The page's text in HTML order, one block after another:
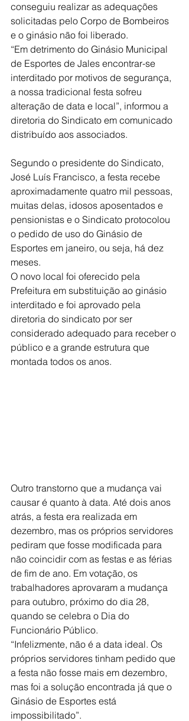
conseguiu realizar as adequações
solicitadas pelo Corpo de Bombeiros
e o ginásio não foi liberado.
“Em detrimento do Ginásio Municipal
de Esportes de Jales encontrar-se
interditado por motivos de segurança,
a nossa tradicional festa sofreu
alteração de data e local”, informou a
diretoria do Sindicato em comunicado
distribuído aos associados.
Segundo o presidente do Sindicato,
José Luís Francisco, a festa recebe
aproximadamente quatro mil pessoas,
muitas delas, idosos aposentados e
pensionistas e o Sindicato protocolou
o pedido de uso do Ginásio de
Esportes em janeiro, ou seja, há dez
meses.
O novo local foi oferecido pela
Prefeitura em substituição ao ginásio
interditado e foi aprovado pela
diretoria do sindicato por ser
considerado adequado para receber o
público e a grande estrutura que
montada todos os anos.
Outro transtorno que a mudança vai
causar é quanto à data. Até dois anos
atrás, a festa era realizada em
dezembro, mas os próprios servidores
pediram que fosse modificada para
não coincidir com as festas e as férias
de fim de ano. Em votação, os
trabalhadores aprovaram a mudança
para outubro, próximo do dia 28,
quando se celebra o Dia do
Funcionário Público.
“Infelizmente, não é a data ideal. Os
próprios servidores tinham pedido que
a festa não fosse mais em dezembro,
mas foi a solução encontrada já que o
Ginásio de Esportes está
impossibilitado”.